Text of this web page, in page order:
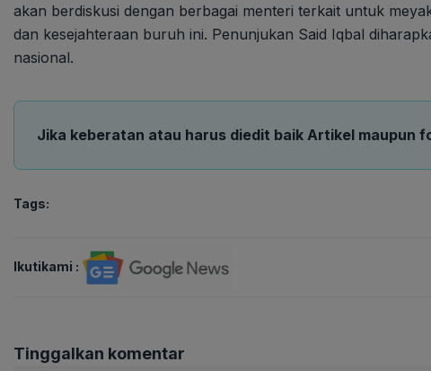
akan berdiskusi dengan berbagai menteri terkait untuk
dan kesejahteraan buruh ini. Penunjukan Said Iqbal
nasional.
Jika keberatan atau harus diedit baik Artikel maupun
Tags:
Ikutikami :
Tinggalkan komentar